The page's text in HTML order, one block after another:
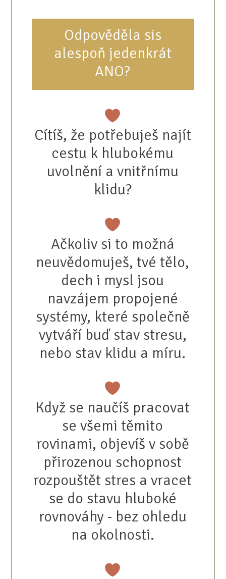
Odpověděla sis
alespoň jedenkrát
ANO?
Cítíš, že potřebuješ najít
cestu k hlubokému
uvolnění a vnitřnímu
klidu?
Ačkoliv si to možná
neuvědomuješ, tvé tělo,
dech i mysl jsou
navzájem propojené
systémy, které společně
vytváří buď stav stresu,
nebo stav klidu a míru.
Když se naučíš pracovat
se všemi těmito
rovinami, objevíš v sobě
přirozenou schopnost
rozpouštět stres a vracet
se do stavu hluboké
rovnováhy - bez ohledu
na okolnosti.